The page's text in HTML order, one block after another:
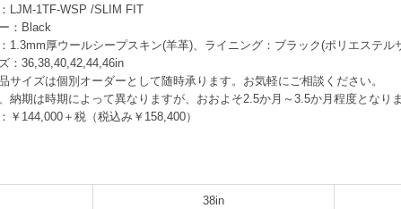
LJM-1TF-WSP /SLIM FIT
：Black
1.3mm厚ウールシープスキン(羊革)、ライニング：ブラック(ポリエステル
：36,38,40,42,44,46in
サイズは個別オーダーとして随時承ります。お気軽にご相談ください。
納期は時期によって異なりますが、おおよそ2.5か月～3.5か月程度となりま
￥144,000＋税（税込み￥158,400）
38in